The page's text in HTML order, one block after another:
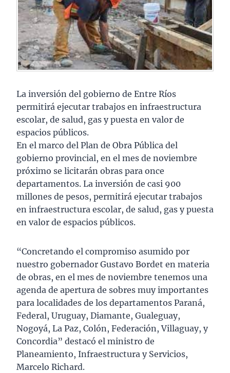
La inversión del gobierno de Entre Ríos
permitirá ejecutar trabajos en infraestructura
escolar, de salud, gas y puesta en valor de
espacios públicos.
En el marco del Plan de Obra Pública del
gobierno provincial, en el mes de noviembre
próximo se licitarán obras para once
departamentos. La inversión de casi 900
millones de pesos, permitirá ejecutar trabajos
en infraestructura escolar, de salud, gas y puesta
en valor de espacios públicos.
“Concretando el compromiso asumido por
nuestro gobernador Gustavo Bordet en materia
de obras, en el mes de noviembre tenemos una
agenda de apertura de sobres muy importantes
para localidades de los departamentos Paraná,
Federal, Uruguay, Diamante, Gualeguay,
Nogoyá, La Paz, Colón, Federación, Villaguay, y
Concordia” destacó el ministro de
Planeamiento, Infraestructura y Servicios,
Marcelo Richard.